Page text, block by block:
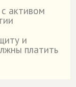
активом
и
платить